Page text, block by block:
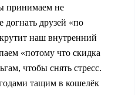
принимаем не
догнать друзей «по
наш внутренний
«потому что скидка
чтобы снять стресс.
тащим в кошелёк